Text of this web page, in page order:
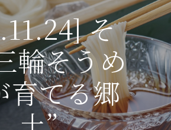
そ
輪そうめ
育てる郷